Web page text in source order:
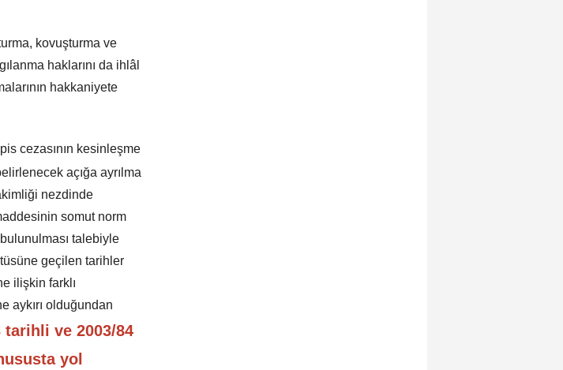
kovuşturma ve
haklarını da ihlâl
hakkaniyete
cezasının kesinleşme
açığa ayrılma
nezdinde
somut norm
talebiyle
geçilen tarihler
ilişkin farklı
aykırı olduğundan
tarihli ve 2003/84
yol